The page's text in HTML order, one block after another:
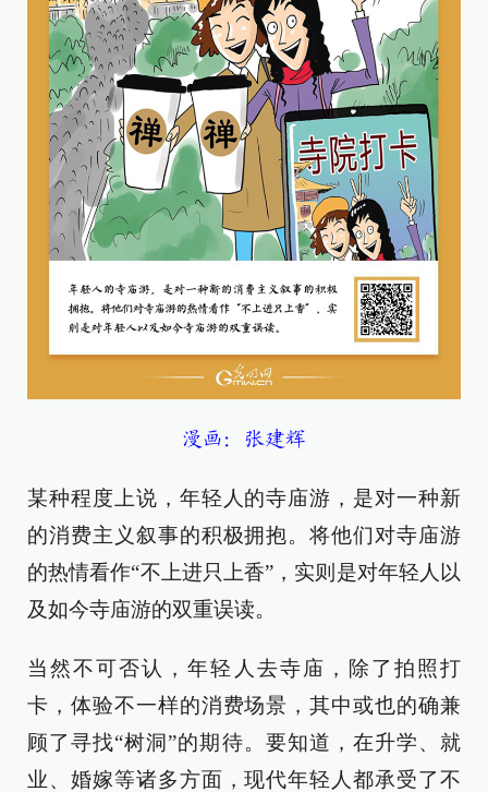
漫画：张建辉
某种程度上说，年轻人的寺庙游，是对一种新
的消费主义叙事的积极拥抱。将他们对寺庙游
的热情看作“不上进只上香”，实则是对年轻人以
及如今寺庙游的双重误读。
当然不可否认，年轻人去寺庙，除了拍照打
卡，体验不一样的消费场景，其中或也的确兼
顾了寻找“树洞”的期待。要知道，在升学、就
业、婚嫁等诸多方面，现代年轻人都承受了不